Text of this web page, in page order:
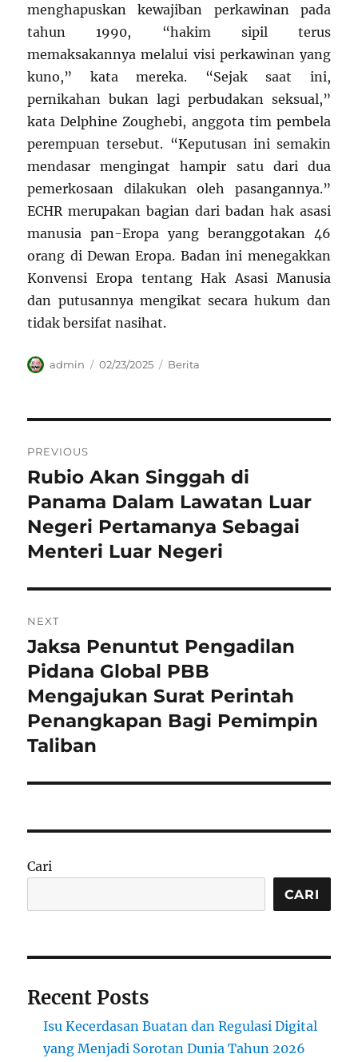
menghapuskan kewajiban perkawinan pada
tahun 1990, “hakim sipil terus
memaksakannya melalui visi perkawinan yang
kuno,” kata mereka. “Sejak saat ini,
pernikahan bukan lagi perbudakan seksual,”
kata Delphine Zoughebi, anggota tim pembela
perempuan tersebut. “Keputusan ini semakin
mendasar mengingat hampir satu dari dua
pemerkosaan dilakukan oleh pasangannya.”
ECHR merupakan bagian dari badan hak asasi
manusia pan-Eropa yang beranggotakan 46
orang di Dewan Eropa. Badan ini menegakkan
Konvensi Eropa tentang Hak Asasi Manusia
dan putusannya mengikat secara hukum dan
tidak bersifat nasihat.
Author
admin
Posted
02/23/2025 Categories
Berita
pos
PREVIOUS
Previous
post:
Rubio Akan Singgah di
Panama Dalam Lawatan Luar
Negeri Pertamanya Sebagai
Menteri Luar Negeri
NEXT
Next
post:
Jaksa Penuntut Pengadilan
Pidana Global PBB
Mengajukan Surat Perintah
Penangkapan Bagi Pemimpin
Taliban
Cari
CARI
Recent Posts
Isu Kecerdasan Buatan dan Regulasi Digital
yang Menjadi Sorotan Dunia Tahun 2026